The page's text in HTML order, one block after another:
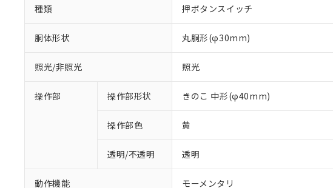
種類 押ボタンスイッチ
胴体形状 丸胴形(φ30mm)
照光/非照光 照光
操作部 操作部形状 きのこ 中形(φ40mm)
操作部色 黄
透明/不透明 透明
動作機能 モーメンタリ